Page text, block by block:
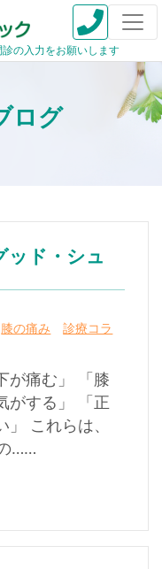
の入力をお願いします
ッド・シュ
膝の痛み
診療コラ
が痛む」 「膝
がする」 「正
これらは、
……